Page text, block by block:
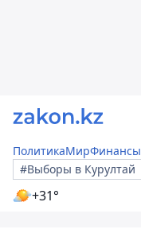
ПолитикаМирФинансы
#Выборы в Курултай
+31°